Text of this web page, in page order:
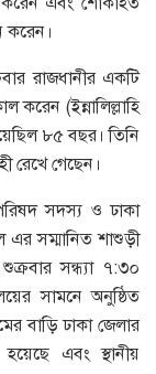
করেন।
রাজধানীর একটি
করেন (ইন্নালিল্লাহি
৮৫ বছর। তিনি
রেখে গেছেন।
পরিষদ সদস্য ও ঢাকা
সম্মানিত শাশুড়ী
সন্ধ্যা ৭:৩০
সামনে অনুষ্ঠিত
বাড়ি ঢাকা জেলার
এবং স্থানীয়